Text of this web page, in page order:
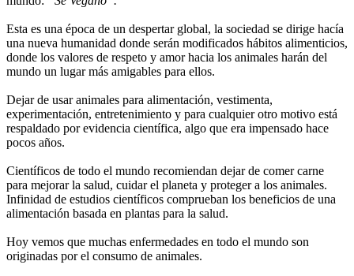
Esta es una época de un despertar global, la sociedad se dirige hacía
una nueva humanidad donde serán modificados hábitos alimenticios,
donde los valores de respeto y amor hacia los animales harán del
mundo un lugar más amigables para ellos.
Dejar de usar animales para alimentación, vestimenta,
experimentación, entretenimiento y para cualquier otro motivo está
respaldado por evidencia científica, algo que era impensado hace
pocos años.
Científicos de todo el mundo recomiendan dejar de comer carne
para mejorar la salud, cuidar el planeta y proteger a los animales.
Infinidad de estudios científicos comprueban los beneficios de una
alimentación basada en plantas para la salud.
Hoy vemos que muchas enfermedades en todo el mundo son
originadas por el consumo de animales.